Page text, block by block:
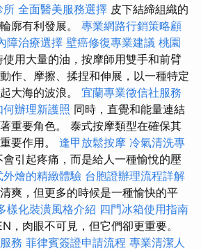
所 全面醫美服務選擇 皮下結締組織的
廓有利發展。 專業網路行銷策略顧
障治療選擇 壁癌修復專業建議 桃園
使用大量的油，按摩師用雙手和前臂
作、摩擦、揉捏和伸展，以一種特定
大海的波浪。 宜蘭專業徵信社服務
何辦理新護照 同時，直覺和能量連結
重要角色。 泰式按摩類型在確保其
要作用。 逢甲放鬆按摩 冷氣清洗專
引起疼痛，而是給人一種愉悅的壓
外燴的精緻體驗 台胞證辦理流程詳解
爽，但更多的時候是一種愉快的平
樣化裝潢風格介紹 四門冰箱使用指南
，肉眼不可見，但它們卻更重要。
務 菲律賓簽證申請流程 專業清潔人